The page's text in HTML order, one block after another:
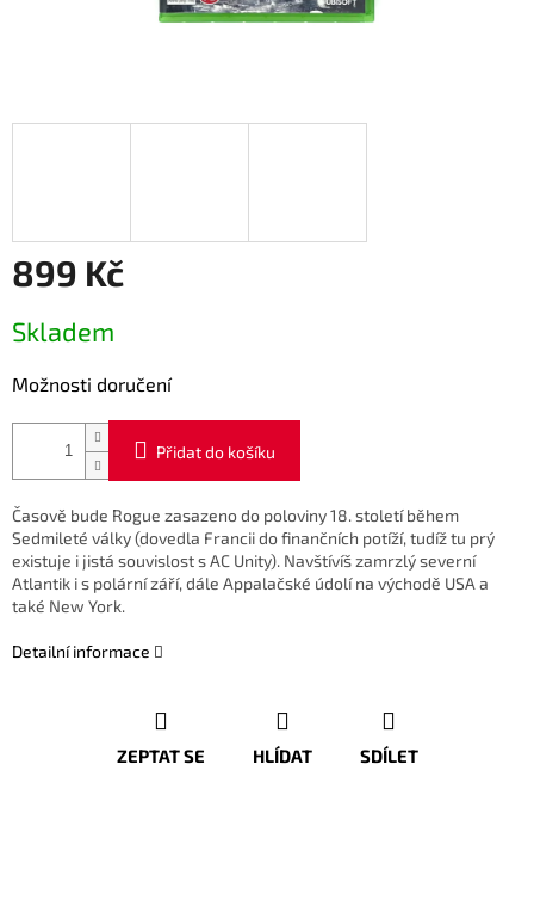
899 Kč
cena:
Skladem
Možnosti doručení
Přidat do košíku
Časově bude Rogue zasazeno do poloviny 18. století během
Sedmileté války (dovedla Francii do finančních potíží, tudíž tu prý
existuje i jistá souvislost s AC Unity). Navštívíš zamrzlý severní
Atlantik i s polární září, dále Appalačské údolí na východě USA a
také New York.
Detailní informace
ZEPTAT SE HLÍDAT SDÍLET